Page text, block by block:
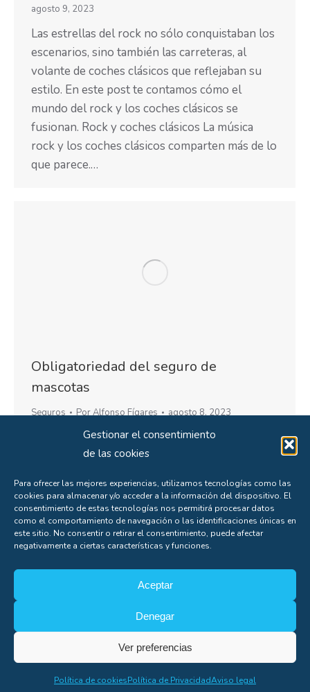
Gestionar el consentimiento
de las cookies
Para ofrecer las mejores experiencias, utilizamos tecnologías como las
cookies para almacenar y/o acceder a la información del dispositivo. El
consentimiento de estas tecnologías nos permitirá procesar datos
como el comportamiento de navegación o las identificaciones únicas en
este sitio. No consentir o retirar el consentimiento, puede afectar
negativamente a ciertas características y funciones.
Aceptar
Denegar
Ver preferencias
Política de cookiesPolítica de PrivacidadAviso legal
agosto 9, 2023
Las estrellas del rock no sólo conquistaban los
escenarios, sino también las carreteras, al
volante de coches clásicos que reflejaban su
estilo. En este post te contamos cómo el
mundo del rock y los coches clásicos se
fusionan. Rock y coches clásicos La música
rock y los coches clásicos comparten más de lo
que parece.…
Obligatoriedad del seguro de
mascotas
Seguros PorAlfonso Fígares agosto 8, 2023
El seguro de mascotas será obligatorio a partir
de septiembre de 2023. Conoce las novedades
← 1 … 4 5 6 7
→
Soporte
Copyright© Alfonso Fígares |8web